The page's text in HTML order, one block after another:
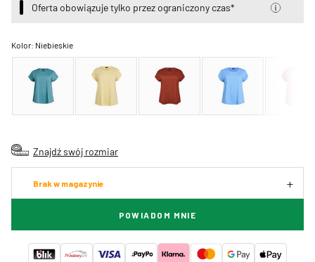
Oferta obowiązuje tylko przez ograniczony czas*
Kolor: Niebieskie
Znajdź swój rozmiar
Brak w magazynie
POWIADOM MNIE